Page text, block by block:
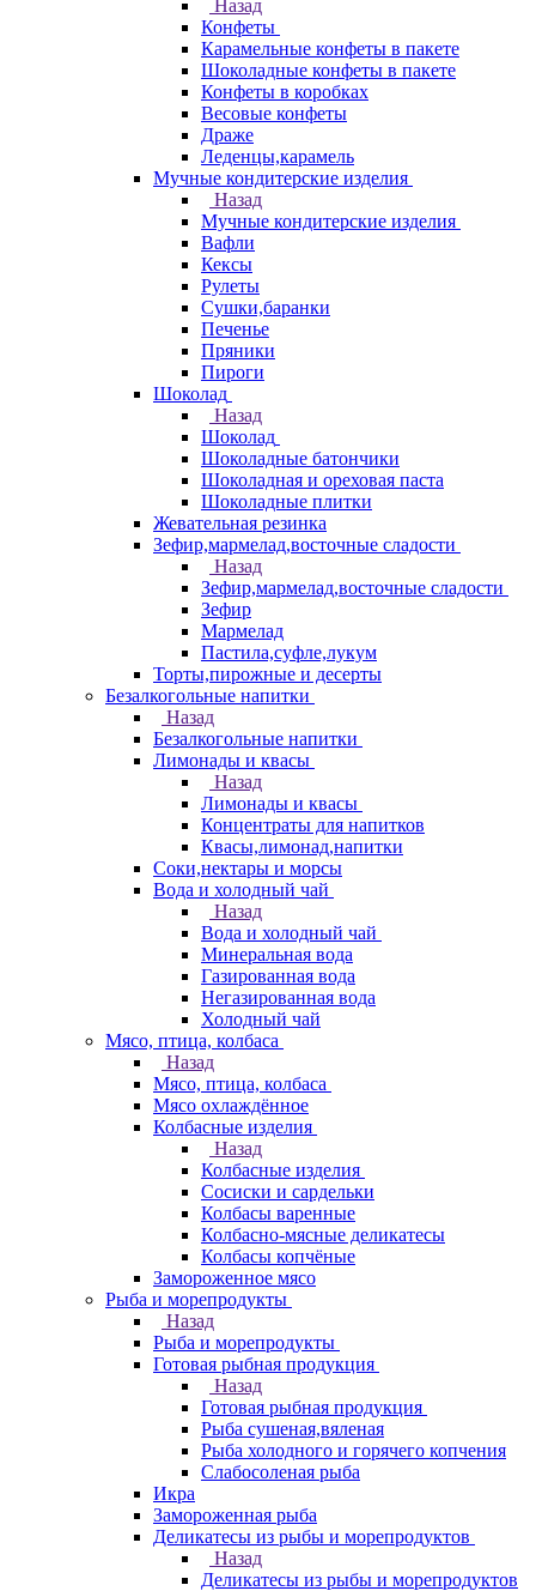
Назад
Конфеты
Карамельные конфеты в пакете
Шоколадные конфеты в пакете
Конфеты в коробках
Весовые конфеты
Драже
Леденцы,карамель
Мучные кондитерские изделия
Назад
Мучные кондитерские изделия
Вафли
Кексы
Рулеты
Сушки,баранки
Печенье
Пряники
Пироги
Шоколад
Назад
Шоколад
Шоколадные батончики
Шоколадная и ореховая паста
Шоколадные плитки
Жевательная резинка
Зефир,мармелад,восточные сладости
Назад
Зефир,мармелад,восточные сладости
Зефир
Мармелад
Пастила,суфле,лукум
Торты,пирожные и десерты
Безалкогольные напитки
Назад
Безалкогольные напитки
Лимонады и квасы
Назад
Лимонады и квасы
Концентраты для напитков
Квасы,лимонад,напитки
Соки,нектары и морсы
Вода и холодный чай
Назад
Вода и холодный чай
Минеральная вода
Газированная вода
Негазированная вода
Холодный чай
Мясо, птица, колбаса
Назад
Мясо, птица, колбаса
Мясо охлаждённое
Колбасные изделия
Назад
Колбасные изделия
Сосиски и сардельки
Колбасы варенные
Колбасно-мясные деликатесы
Колбасы копчёные
Замороженное мясо
Рыба и морепродукты
Назад
Рыба и морепродукты
Готовая рыбная продукция
Назад
Готовая рыбная продукция
Рыба сушеная,вяленая
Рыба холодного и горячего копчения
Слабосоленая рыба
Икра
Замороженная рыба
Деликатесы из рыбы и морепродуктов
Назад
Деликатесы из рыбы и морепродуктов